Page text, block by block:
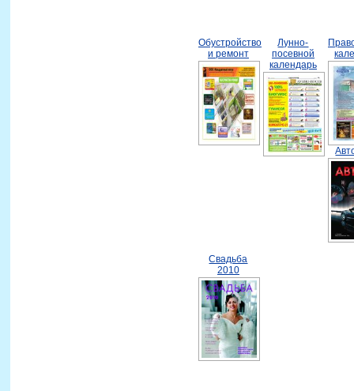
Обустройство
и ремонт
Лунно-
посевной
календарь
Свадьба
2010